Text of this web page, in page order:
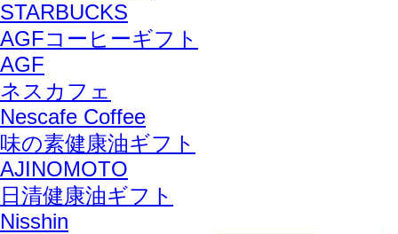
STARBUCKS
AGFコーヒーギフト
AGF
ネスカフェ
Nescafe Coffee
味の素健康油ギフト
AJINOMOTO
日清健康油ギフト
Nisshin